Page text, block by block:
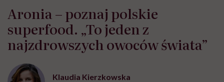
Aronia – poznaj polskie
superfood. „To jeden z
najzdrowszych owoców świata”
Klaudia Kierzkowska